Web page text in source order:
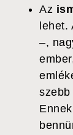
Az
–,